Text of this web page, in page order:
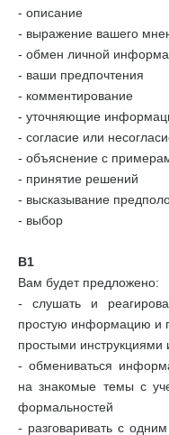
- описание
- выражение вашего
- обмен личной
- ваши предпочтения
- комментирование
- уточняющие
- согласие или
- объяснение с
- принятие решений
- высказывание
- выбор
В1
Вам будет предложено:
- слушать и
простую информацию и
простыми
- обмениваться
на знакомые темы с
формальностей
- разговаривать с